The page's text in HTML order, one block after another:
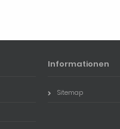
Informationen
Sitemap